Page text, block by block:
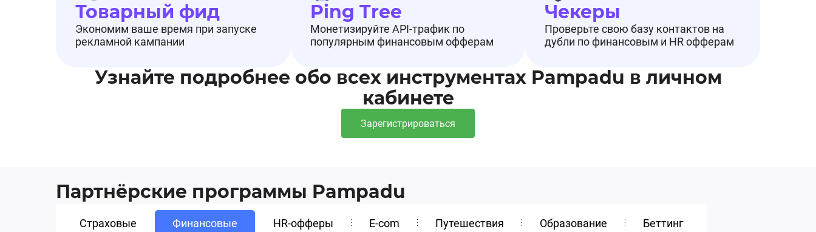
Товарный фид
Экономим ваше время при запуске
рекламной кампании
Ping Tree
Монетизируйте API-трафик по
популярным финансовым офферам
Чекеры
Проверьте свою базу контактов на
дубли по финансовым и HR офферам
Узнайте подробнее обо всех инструментах Pampadu в личном
кабинете
Зарегистрироваться
Партнёрские программы Pampadu
Страховые Финансовые HR-офферы E-com Путешествия Образование Беттинг